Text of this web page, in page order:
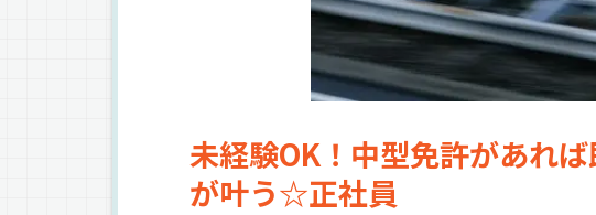
未経験OK！中型免許があれ
が叶う☆正社員